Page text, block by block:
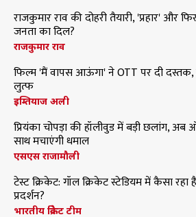
राजकुमार राव की दोहरी तैयारी, 'प्रहार' और
जनता का दिल?
राजकुमार राव
फिल्म 'मैं वापस आऊंगा' ने OTT पर दी
लुत्फ
इम्तियाज अली
प्रियंका चोपड़ा की हॉलीवुड में बड़ी छलांग,
साथ मचाएंगी धमाल
एसएस राजामौली
टेस्ट क्रिकेट: गॉल क्रिकेट स्टेडियम में कैसा रहा
प्रदर्शन?
भारतीय क्रिकेट टीम